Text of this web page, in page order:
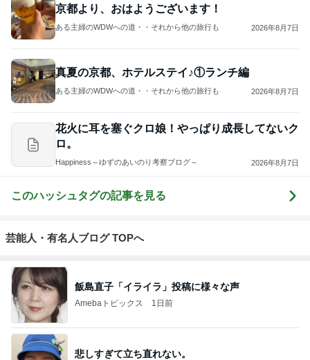
京都より、おはようございます！
ある主婦のWDWへの道・・それから他の旅行も 2026年8月7日
真夏の京都、ホテルステイ♪①ランチ編
ある主婦のWDWへの道・・それから他の旅行も 2026年8月7日
花火に耳を塞ぐクロ娘！やっぱり成長してないク
ロ。
Happiness～ゆずのあいのり考察ブログ～ 2026年8月7日
このハッシュタグの記事を見る
芸能人・有名人ブログ TOPへ
飯島直子「イライラ」投稿に様々な声
Amebaトピックス 1日前
悲しすぎて立ち直れない。